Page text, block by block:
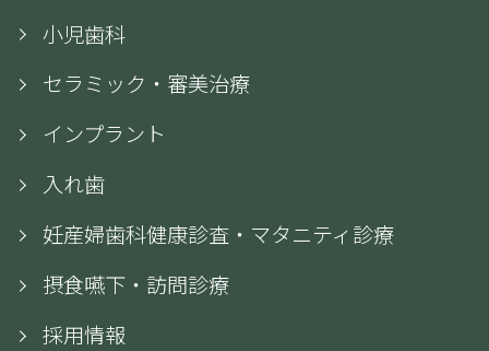
小児歯科
セラミック・審美治療
インプラント
入れ歯
妊産婦歯科健康診査・マタニティ診療
摂食嚥下・訪問診療
採用情報